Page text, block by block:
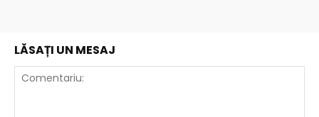
LĂSAȚI UN MESAJ